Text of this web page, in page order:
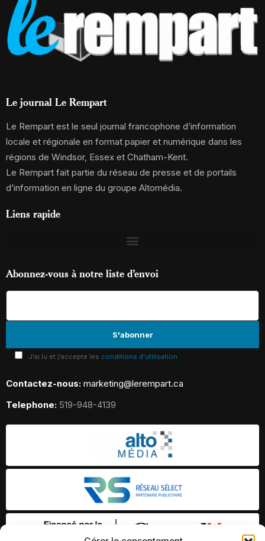
Le journal Le Rempart
Le Rempart est le seul journal francophone d’information
locale et régionale en format papier et numérique dans les
régions de Windsor, Essex et Chatham-Kent.
Le Rempart fait partie du réseau de presse et de portails
d’information en ligne du groupe Altomédia.
Liens rapide
Abonnez-vous à notre liste d’envoi
J'ai lu et j'accepte les conditions d'utilisation
Contactez-nous: marketing@lerempart.ca
Telephone: 519-948-4139